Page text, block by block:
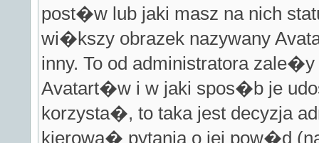
post�w lub jaki masz na nich
wi�kszy obrazek nazywany
inny. To od administratora
Avatart�w i w jaki spos�b je
korzysta�, to taka jest decyzja
kierowa� pytania o jej pow�d